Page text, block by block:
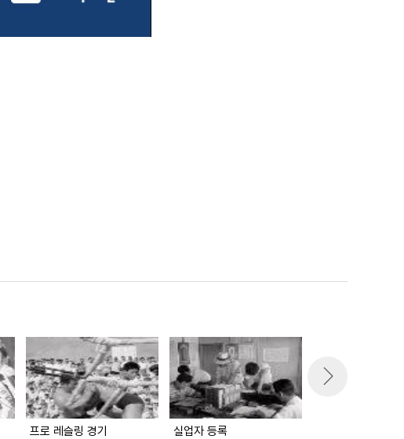
프로 레슬링 경기 실업자 등록